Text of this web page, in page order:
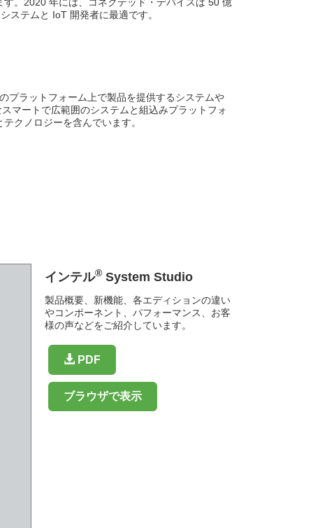
2026
ステムと IoT 開発者に最適です。
プラットフォーム上で製品を提供するシステムや
マートで広範囲のシステムと組込みプラットフォ
クノロジーを含んでいます。
インテル® System Studio
製品概要、新機能、各エディションの違い
やコンポーネント、パフォーマンス、お客
様の声などをご紹介しています。
PDF
ブラウザで表示